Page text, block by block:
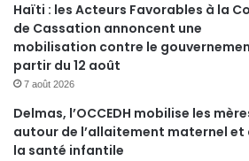
Haïti : les Acteurs Favorables à la
de Cassation annoncent une
mobilisation contre le
partir du 12 août
7 août 2026
Delmas, l’OCCEDH mobilise les
autour de l’allaitement maternel et
la santé infantile